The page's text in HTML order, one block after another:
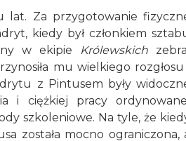
lat. Za przygotowanie
kiedy był członkiem
w ekipie
Królewskich
mu wielkiego rozgłosu
z Pintusem były
i ciężkiej pracy
szkoleniowe. Na tyle, że
została mocno ograniczona,